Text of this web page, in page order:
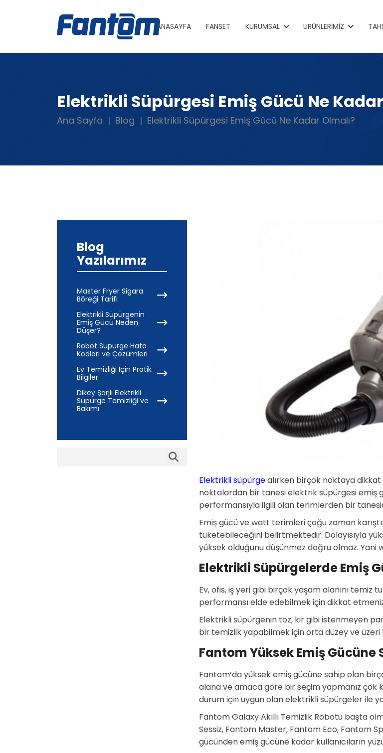
ANASAYFA FANSET KURUMSAL ÜRÜNLERIMIZ
Elektrikli Süpürgesi Emiş Gücü Ne
Ana Sayfa Blog Elektrikli Süpürgesi Emiş Gücü Ne Kadar Olmalı?
Blog
Yazılarımız
Master Fryer Sigara
Böreği Tarifi
Elektrikli Süpürgenin
Emiş Gücü Neden
Düşer?
Robot Süpürge Hata
Kodları ve Çözümleri
Ev Temizliği İçin Pratik
Bilgiler
Dikey Şarjlı Elektrikli
Süpürge Temizliği ve
Bakımı
Elektrikli süpürgealırken birçok noktaya
noktalardan bir tanesi elektrik süpürgesi emiş
performansıyla ilgili olan terimlerden bir
Emiş gücü ve watt terimleri çoğu zaman
tüketebileceğini belirtmektedir. Dolayısıyla
yüksek olduğunu düşünmez doğru olmaz. Yani
Elektrikli Süpürgelerde Emiş
Ev, ofis, iş yeri gibi birçok yaşam alanını
performansı elde edebilmek için dikkat
Elektrikli süpürgenin toz, kir gibi istenmeyen
bir temizlik yapabilmek için orta düzey ve
Fantom Yüksek Emiş
Fantom’da yüksek emiş gücüne sahip olan
alana ve amaca göre bir seçim yapmanız çok
durum için uygun olan elektrikli süpürgeler ile
Fantom Galaxy Akıllı Temizlik Robotu başta
Sessiz, Fantom Master, Fantom Eco, Fantom
gücünden emiş gücüne kadar kullanıcıların